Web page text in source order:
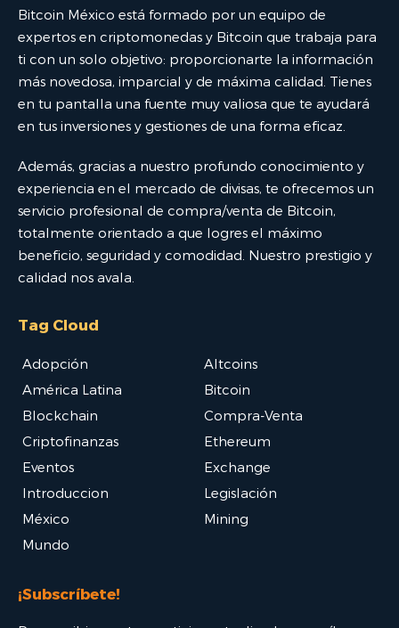
Bitcoin México está formado por un equipo de
expertos en criptomonedas y Bitcoin que trabaja para
ti con un solo objetivo: proporcionarte la información
más novedosa, imparcial y de máxima calidad. Tienes
en tu pantalla una fuente muy valiosa que te ayudará
en tus inversiones y gestiones de una forma eficaz.
Además, gracias a nuestro profundo conocimiento y
experiencia en el mercado de divisas, te ofrecemos un
servicio profesional de compra/venta de Bitcoin,
totalmente orientado a que logres el máximo
beneficio, seguridad y comodidad. Nuestro prestigio y
calidad nos avala.
Tag Cloud
Adopción
Altcoins
América Latina
Bitcoin
Blockchain
Compra-Venta
Criptofinanzas
Ethereum
Eventos
Exchange
Introduccion
Legislación
México
Mining
Mundo
¡Subscríbete!